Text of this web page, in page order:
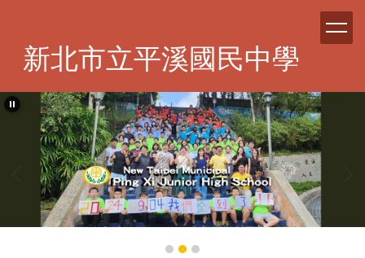
容
區
新北市立平溪國民中學